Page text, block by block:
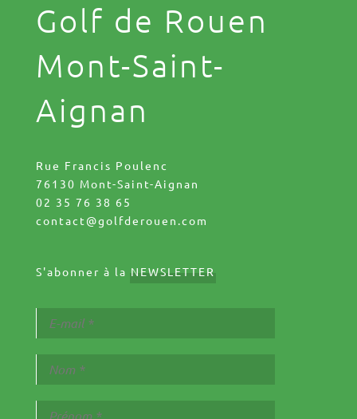
Golf de Rouen
Mont-Saint-
Aignan
Rue Francis Poulenc
76130 Mont-Saint-Aignan
02 35 76 38 65
contact@golfderouen.com
S'abonner à la NEWSLETTER